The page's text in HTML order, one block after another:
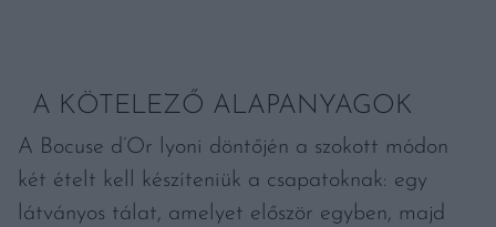
A KÖTELEZŐ ALAPANYAGOK
A Bocuse d’Or lyoni döntőjén a szokott módon
két ételt kell készíteniük a csapatoknak: egy
látványos tálat, amelyet először egyben, majd